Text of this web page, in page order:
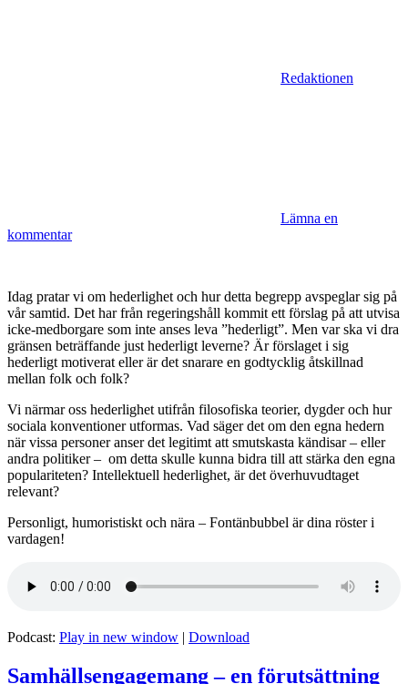
Redaktionen
Lämna en
kommentar
Idag pratar vi om hederlighet och hur detta begrepp avspeglar sig på
vår samtid. Det har från regeringshåll kommit ett förslag på att utvisa
icke-medborgare som inte anses leva ”hederligt”. Men var ska vi dra
gränsen beträffande just hederligt leverne? Är förslaget i sig
hederligt motiverat eller är det snarare en godtycklig åtskillnad
mellan folk och folk?
Vi närmar oss hederlighet utifrån filosofiska teorier, dygder och hur
sociala konventioner utformas. Vad säger det om den egna hedern
när vissa personer anser det legitimt att smutskasta kändisar – eller
andra politiker – om detta skulle kunna bidra till att stärka den egna
populariteten? Intellektuell hederlighet, är det överhuvudtaget
relevant?
Personligt, humoristiskt och nära – Fontänbubbel är dina röster i
vardagen!
Podcast: Play in new window | Download
Samhällsengagemang – en förutsättning